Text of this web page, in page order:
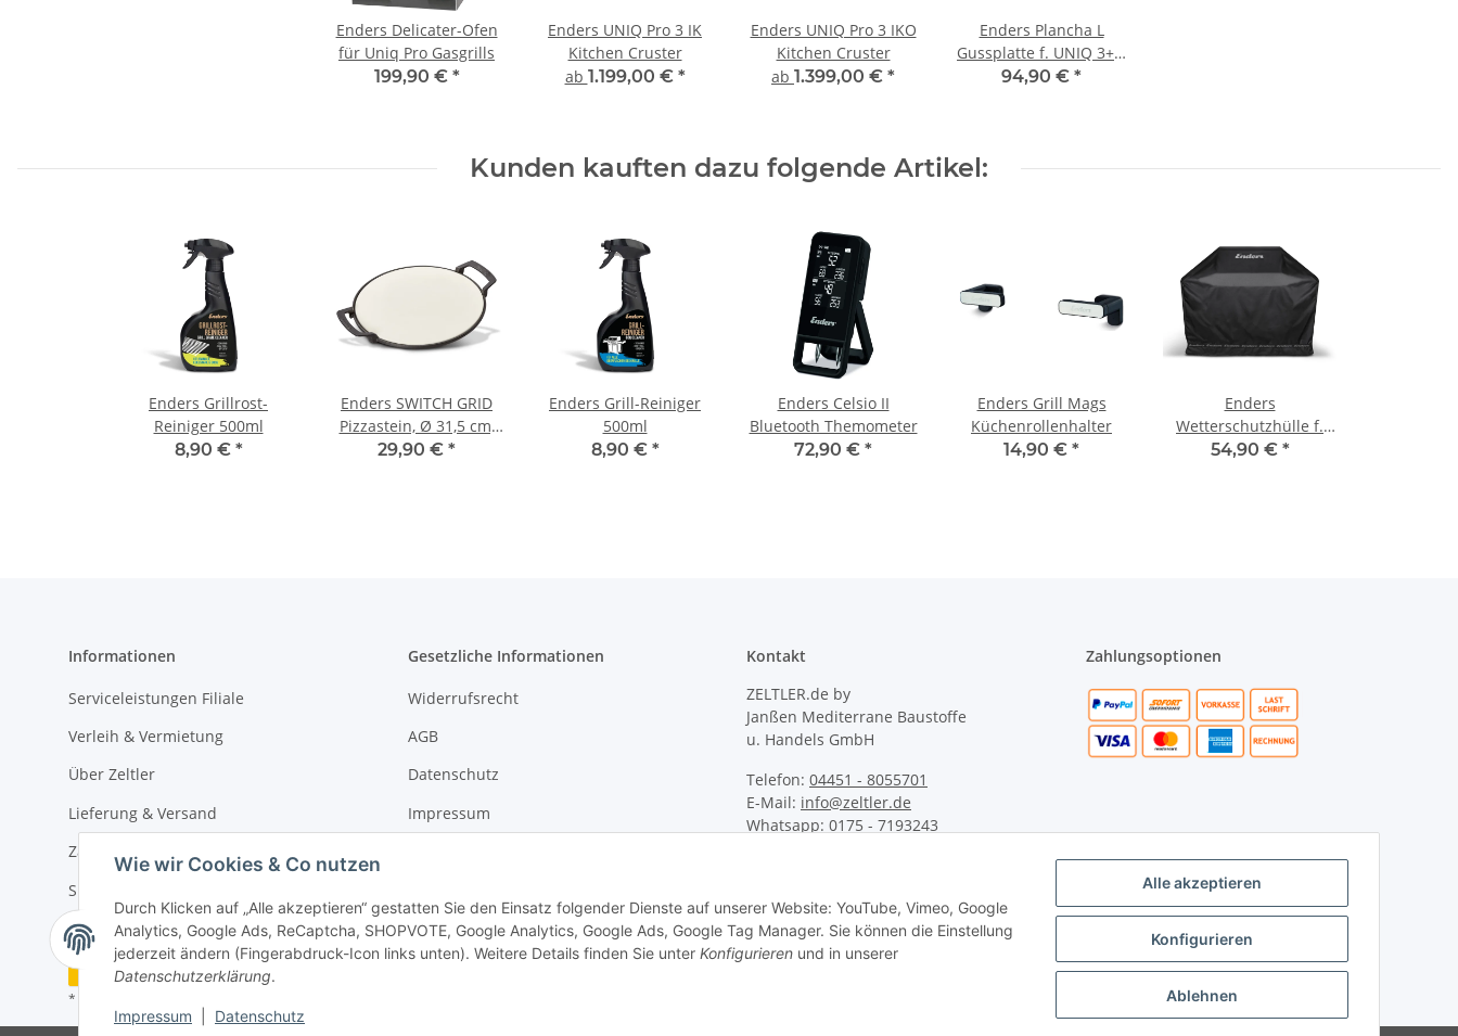
Alle akzeptieren
Konfigurieren
Ablehnen
Wie wir Cookies & Co nutzen
Durch Klicken auf „Alle akzeptieren“ gestatten Sie den Einsatz folgender Dienste auf unserer Website: YouTube, Vimeo, Google
Analytics, Google Ads, ReCaptcha, SHOPVOTE, Google Analytics, Google Ads, Google Tag Manager. Sie können die Einstellung
jederzeit ändern (Fingerabdruck-Icon links unten). Weitere Details finden Sie unter Konfigurieren und in unserer
Datenschutzerklärung.
Impressum Datenschutz
Enders Delicater-Ofen
für Uniq Pro Gasgrills
199,90 € *
Enders UNIQ Pro 3 IK
Kitchen Cruster
ab 1.199,00 € *
Enders UNIQ Pro 3 IKO
Kitchen Cruster
ab 1.399,00 € *
Enders Plancha L
Gussplatte f. UNIQ 3+4,
Kansas II Pro 4, Monroe
94,90 € *
Kunden kauften dazu folgende Artikel:
Enders Grillrost-
Reiniger 500ml
8,90 € *
Enders SWITCH GRID
Pizzastein, Ø 31,5 cm,
Gusseisen, Keramik
29,90 € *
Enders Grill-Reiniger
500ml
8,90 € *
Enders Celsio II
Bluetooth Themometer
72,90 € *
Enders Grill Mags
Küchenrollenhalter
14,90 € *
Enders
Wetterschutzhülle f.
Uniq Pro 3/Kansas 2
54,90 € *
Informationen
Serviceleistungen Filiale
Verleih & Vermietung
Über Zeltler
Lieferung & Versand
Zahlungsarten
Sitemap
Gesetzliche Informationen
Widerrufsrecht
AGB
Datenschutz
Impressum
Kontakt
ZELTLER.de by
Janßen Mediterrane Baustoffe
u. Handels GmbH
Telefon: 04451 - 8055701
E-Mail: info@zeltler.de
Whatsapp: 0175 - 7193243
Zahlungsoptionen
Widerrufsbutton
* Alle Preise inkl. gesetzlicher USt., zzgl.